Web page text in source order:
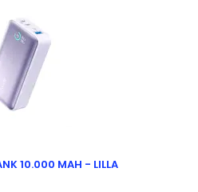
10.000 MAH - LILLA